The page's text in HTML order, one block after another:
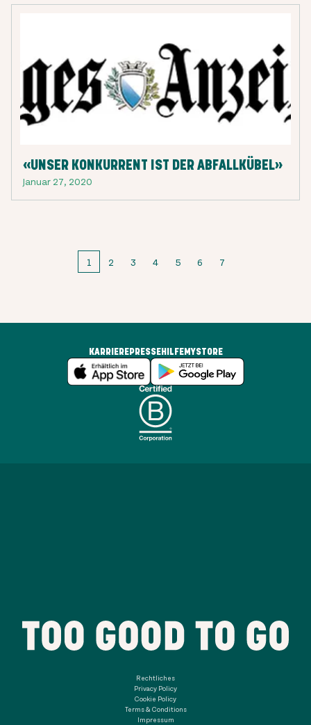
«UNSER KONKURRENT IST DER ABFALLKÜBEL»
Januar 27, 2020
1 2 3 4 5 6 7
KARRIEREPRESSEHILFEMYSTORE
Rechtliches
Privacy Policy
Cookie Policy
Terms & Conditions
Impressum